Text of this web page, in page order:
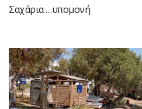
Σαχάρια …υπομονή